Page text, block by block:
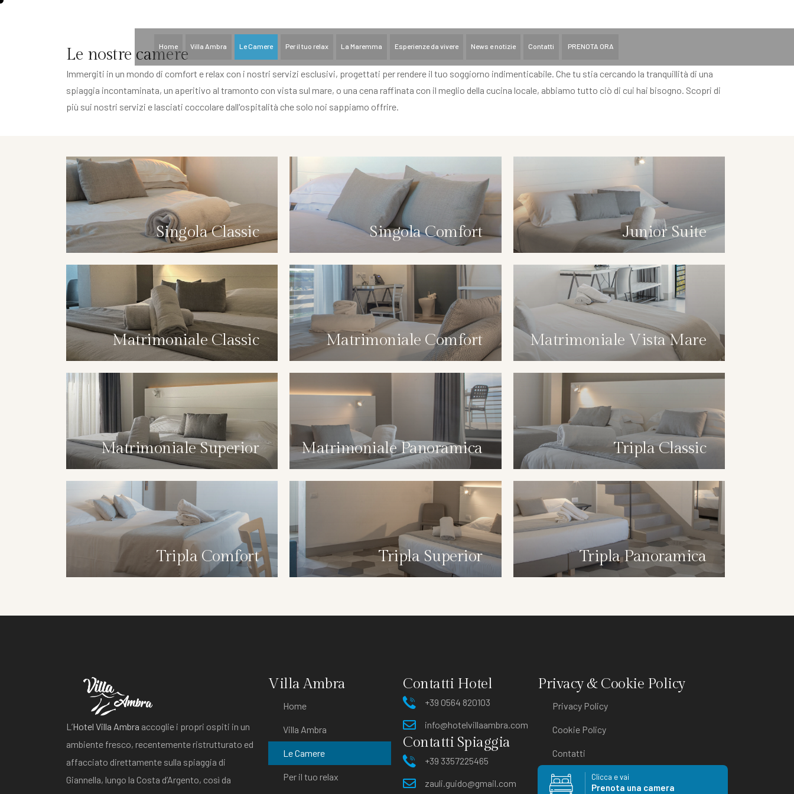
Home Villa Ambra Le Camere Per il tuo relax La Maremma Esperienze da vivere News e notizie Contatti PRENOTA ORA
Le nostre camere
Immergiti in un mondo di comfort e relax con i nostri servizi esclusivi, progettati per rendere il tuo soggiorno indimenticabile. Che tu stia cercando la tranquillità di una
spiaggia incontaminata, un aperitivo al tramonto con vista sul mare, o una cena raffinata con il meglio della cucina locale, abbiamo tutto ciò di cui hai bisogno. Scopri di
più sui nostri servizi e lasciati coccolare dall'ospitalità che solo noi sappiamo offrire.
Singola Classic Singola Comfort Junior Suite
Matrimoniale Classic Matrimoniale Comfort Matrimoniale Vista Mare
Matrimoniale Superior Matrimoniale Panoramica Tripla Classic
Tripla Comfort Tripla Superior Tripla Panoramica
L’Hotel Villa Ambra accoglie i propri ospiti in un
ambiente fresco, recentemente ristrutturato ed
affacciato direttamente sulla spiaggia di
Giannella, lungo la Costa d’Argento, così da
Villa Ambra
Home
Villa Ambra
Le Camere
Per il tuo relax
Contatti Hotel
+39 0564 820103
info@hotelvillaambra.com
Contatti Spiaggia
+39 3357225465
zauli.guido@gmail.com
Privacy & Cookie Policy
Privacy Policy
Cookie Policy
Contatti
Clicca e vai
Prenota una camera